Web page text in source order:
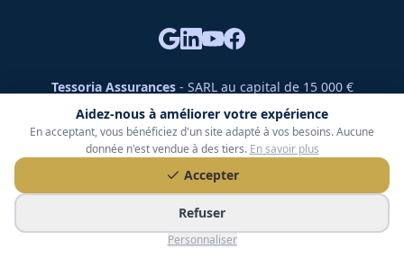
Aidez-nous à améliorer votre expérience
En acceptant, vous bénéficiez d'un site adapté à vos besoins. Aucune
donnée n'est vendue à des tiers. En savoir plus
Accepter
Refuser
Personnaliser
Tessoria Assurances- SARL au capital de 15 000 €
ORIAS n° 25007309 - RCS 990 206 179 - Membre du réseau
360 Courtage
RC Pro : Klarity - Contrat n° CCOUK000785
49 chemin des Gardettes Sine, 06570 Saint-Paul-de-Vence
© Tessoria Assurances. Tous droits réservés.